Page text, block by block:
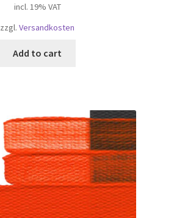
incl. 19% VAT
zzgl. Versandkosten
Add to cart